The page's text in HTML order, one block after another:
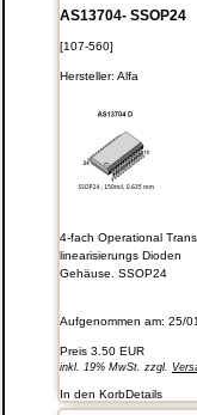
AS13704- SSOP24
[107-560]
Hersteller: Alfa
4-fach Operational
linearisierungs Dioden
Gehäuse. SSOP24
Aufgenommen am: 25/
Preis 3.50 EUR
inkl. 19% MwSt. zzgl.
In den KorbDetails